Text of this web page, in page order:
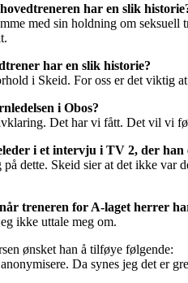
har en slik
med sin holdning om
har en slik historie?
i Skeid. For oss er det viktig
i Obos?
Det har vi fått. Det vil vi
i et intervju i TV 2, der
dette. Skeid sier at det ikke
treneren for A-laget herrer
ikke uttale meg om.
ønsket han å tilføye følgende:
Da synes jeg det er